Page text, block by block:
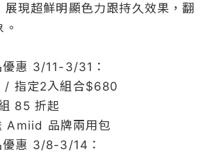
展現超鮮明顯色力跟持久效果，翻
惠 3/11-3/31：
/ 指定2入組合$680
85 折起
Amiid 品牌兩用包
惠 3/8-3/14：